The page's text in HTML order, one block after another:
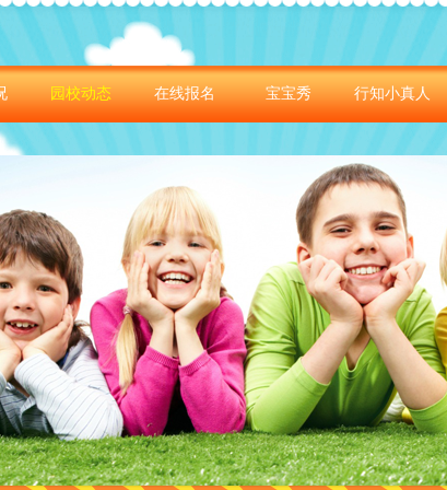
园校动态 在线报名 宝宝秀 行知小真人